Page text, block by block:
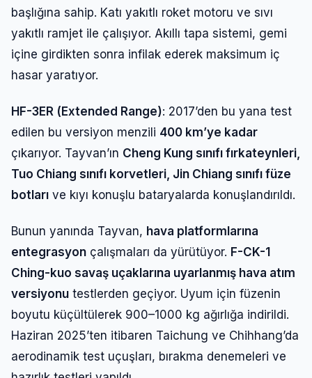
başlığına sahip. Katı yakıtlı roket motoru ve sıvı
yakıtlı ramjet ile çalışıyor. Akıllı tapa sistemi, gemi
içine girdikten sonra infilak ederek maksimum iç
hasar yaratıyor.
HF-3ER (Extended Range): 2017’den bu yana test
edilen bu versiyon menzili 400 km’ye kadar
çıkarıyor. Tayvan’ın Cheng Kung sınıfı fırkateynleri,
Tuo Chiang sınıfı korvetleri, Jin Chiang sınıfı füze
botları ve kıyı konuşlu bataryalarda konuşlandırıldı.
Bunun yanında Tayvan, hava platformlarına
entegrasyon çalışmaları da yürütüyor. F-CK-1
Ching-kuo savaş uçaklarına uyarlanmış hava atım
versiyonu testlerden geçiyor. Uyum için füzenin
boyutu küçültülerek 900–1000 kg ağırlığa indirildi.
Haziran 2025’ten itibaren Taichung ve Chihhang’da
aerodinamik test uçuşları, bırakma denemeleri ve